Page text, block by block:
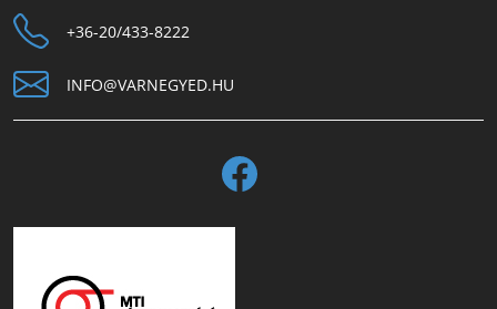
+36-20/433-8222
INFO@VARNEGYED.HU